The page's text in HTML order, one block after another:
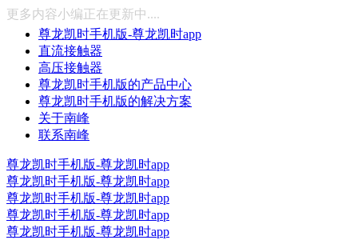
更多内容小编正在更新中....
尊龙凯时手机版-尊龙凯时app
直流接触器
高压接触器
尊龙凯时手机版的产品中心
尊龙凯时手机版的解决方案
关于南峰
联系南峰
尊龙凯时手机版-尊龙凯时app
尊龙凯时手机版-尊龙凯时app
尊龙凯时手机版-尊龙凯时app
尊龙凯时手机版-尊龙凯时app
尊龙凯时手机版-尊龙凯时app